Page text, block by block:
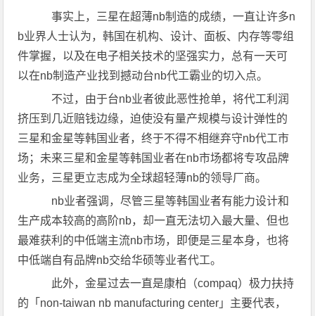
事实上，三星在超薄nb制造的成绩，一直让许多n
b业界人士认为，韩国在机构、设计、面板、内存等零组
件掌握，以及在电子相关技术的坚强实力，总有一天可
以在nb制造产业找到撼动台nb代工霸业的切入点。
不过，由于台nb业者彼此恶性抢单，将代工利润
挤压到几近赔钱边缘，迫使没有量产规模与设计弹性的
三星和金星等韩国业者，终于不得不相继弃守nb代工市
场；未来三星和金星等韩国业者在nb市场都将专攻品牌
业务，三星更立志成为全球超轻薄nb的领导厂商。
nb业者强调，尽管三星等韩国业者有能力设计和
生产成本较高的高阶nb，却一直无法切入最大量、但也
最难获利的中低端主流nb市场，即便是三星本身，也将
中低端自有品牌nb交给华硕等业者代工。
此外，金星过去一直是康柏（compaq）极力扶持
的「non-taiwan nb manufacturing center」主要代表，